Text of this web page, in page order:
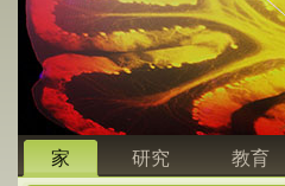
家 研究 教育